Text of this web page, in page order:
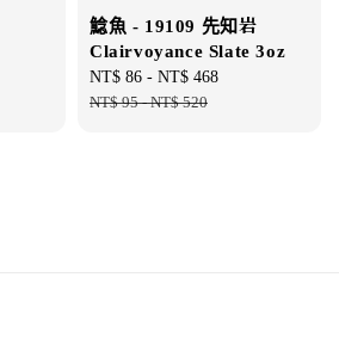
鯰魚 - 19109 先知岩
Clairvoyance Slate 3oz
Sale
price
NT$ 86 - NT$ 468
NT$ 95-NT$ 520